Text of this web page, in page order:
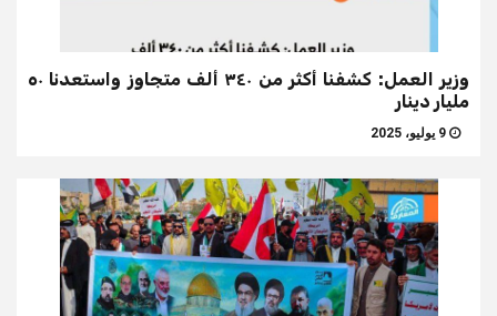
وزير العمل: كشفنا أكثر من ٣٤٠ ألف متجاوز واستعدنا ٥٠
مليار دينار